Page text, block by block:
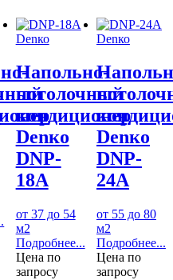
Denко
Напольно-
потолочный
кондиционер
Denко
DNP-
18А
от 37 до 54
м2
Подробнее...
Цена по
запросу
Denко
Denко
DNP-
24А
от 55 до 80
м2
Подробнее...
Цена по
запросу